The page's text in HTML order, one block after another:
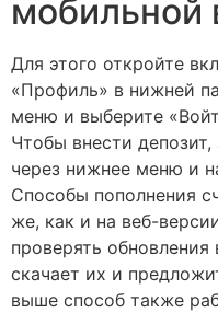
мобильной
Для этого откройте
«Профиль» в нижней
меню и выберите
Чтобы внести
через нижнее меню и
Способы пополнения
же, как и на веб-
проверять
скачает их и
выше способ также